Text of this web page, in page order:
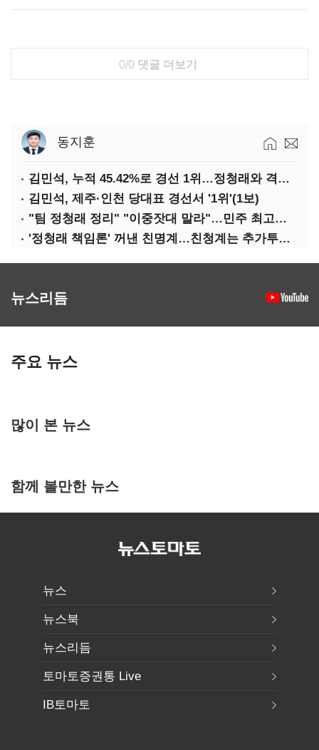
0/0 댓글 더보기
동지훈
김민석, 누적 45.42%로 경선 1위…정청래와 격차 0.86%p(2보)
김민석, 제주·인천 당대표 경선서 '1위'(1보)
"팀 정청래 정리" "이중잣대 말라"…민주 최고위원 계파 다툼 격화
'정청래 책임론' 꺼낸 친명계…친청계는 추가투표 때리기
뉴스리듬
주요 뉴스
많이 본 뉴스
함께 볼만한 뉴스
뉴스
뉴스북
뉴스리듬
토마토증권통 Live
IB토마토